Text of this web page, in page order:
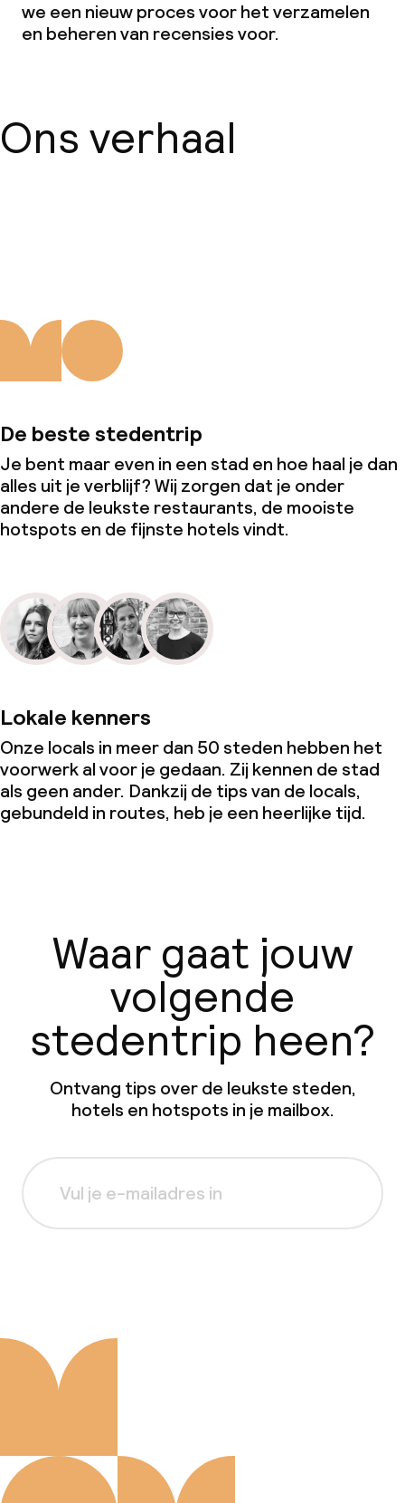
Diner, vast menu
Dieetopties
Schoonmaakvoorzieningen
Wasservice
Zakelijke faciliteiten
Vergaderruimte
Beleid
we een nieuw proces voor het verzamelen
en beheren van recensies voor.
Ons verhaal
De beste stedentrip
Je bent maar even in een stad en hoe haal je dan
alles uit je verblijf? Wij zorgen dat je onder
andere de leukste restaurants, de mooiste
hotspots en de fijnste hotels vindt.
Lokale kenners
Onze locals in meer dan 50 steden hebben het
voorwerk al voor je gedaan. Zij kennen de stad
als geen ander. Dankzij de tips van de locals,
gebundeld in routes, heb je een heerlijke tijd.
Waar gaat jouw
volgende
stedentrip heen?
Ontvang tips over de leukste steden,
hotels en hotspots in je mailbox.